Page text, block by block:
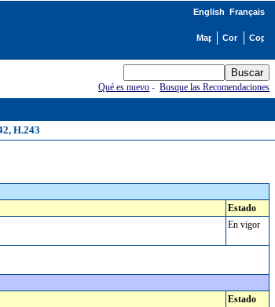
English Français
Qué es nuevo -Busque las Recomendaciones
H.243
Estado
En vigor
Estado